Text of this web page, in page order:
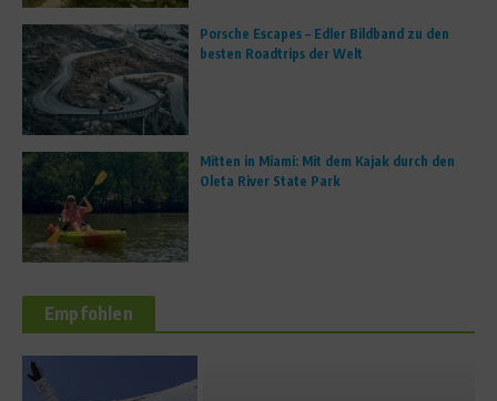
Porsche Escapes – Edler Bildband zu den
besten Roadtrips der Welt
Mitten in Miami: Mit dem Kajak durch den
Oleta River State Park
Empfohlen